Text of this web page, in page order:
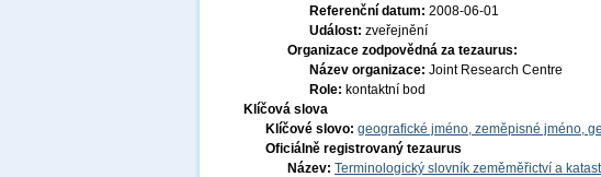
Referenční datum: 2008-06-01
Událost: zveřejnění
Organizace zodpovědná za tezaurus:
Název organizace: Joint Research Centre
Role: kontaktní bod
Klíčová slova
Klíčové slovo: geografické jméno, zeměpisné jméno,
Oficiálně registrovaný tezaurus
Název: Terminologický slovník zeměměřictví a